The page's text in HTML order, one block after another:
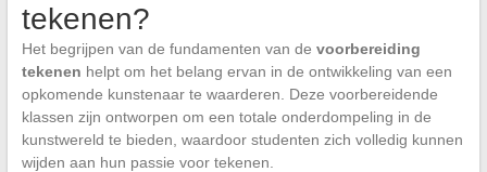
tekenen?
Het begrijpen van de fundamenten van de voorbereiding
tekenen helpt om het belang ervan in de ontwikkeling van een
opkomende kunstenaar te waarderen. Deze voorbereidende
klassen zijn ontworpen om een totale onderdompeling in de
kunstwereld te bieden, waardoor studenten zich volledig kunnen
wijden aan hun passie voor tekenen.